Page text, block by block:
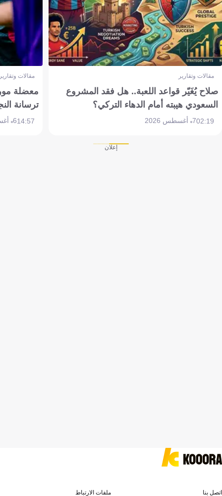
مقالات وتقارير
صلاح يُغَيّر قواعد اللعبة.. هل فقد المشروع
السعودي هيبته أمام الدهاء التركي؟
02:197 أغسطس 2026
مقالات
معضلة
ترسانة
14:576 أغسطس 2026
إعلان
اتصل بنا ملفات الارتباط